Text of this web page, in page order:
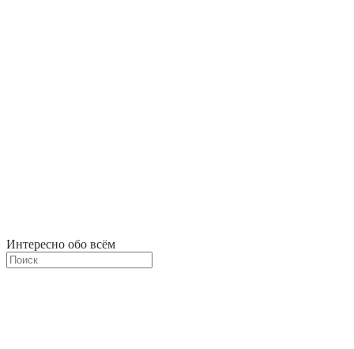
Интересно обо всём